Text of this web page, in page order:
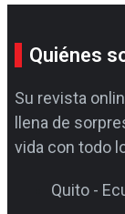
Quiénes
Su revista
llena de
vida con todo
Quito -